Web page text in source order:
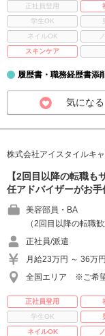
正社員登用
学生OK
ネイルOK
スキンケア
履歴書・職務経歴書添
気になる
株式会社アイスタイルキ
【2回目以降の転職
任アドバイザーがお
美容部員・BA
（2回目以降の転職
正社員/派遣
月給23万円 ～ 36万
全国エリア ※ご希望
正社員登用
学生OK
ネイルOK